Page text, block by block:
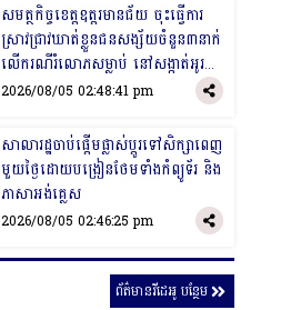
​សមត្ថកិច្ចខេត្តឧត្តរមានជ័យ ចុះធ្វើការ
ស្រាវជ្រាវឃាត់ខ្លួនជនសង្ស័យចំនួន៣នាក់​
លើ​ករណី​រំលោភ​សម្លាប់ នៅសង្កាត់អូរ
ស្មាច់
2026/08/05 02:48:41 pm
​សាលារដ្ឋចាប់ផ្ដើមផ្លាស់ប្ដូរទៅសិក្សាពេញ
មួយថ្ងៃដោយបង្រៀនថែមទាំងកំព្យូទ័រ និង
ភាសាអង់គ្លេស
2026/08/05 02:46:25 pm
ព័ត៌មានវីដេអូ បន្ថែម